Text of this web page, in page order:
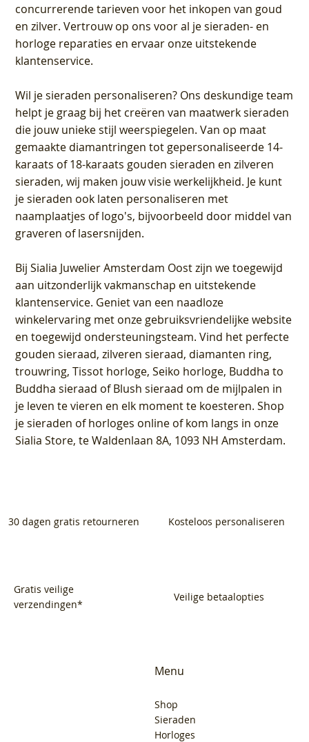
concurrerende tarieven voor het inkopen van goud
en zilver. Vertrouw op ons voor al je sieraden- en
horloge reparaties en ervaar onze uitstekende
klantenservice.
Wil je sieraden personaliseren? Ons deskundige team
helpt je graag bij het creëren van maatwerk sieraden
die jouw unieke stijl weerspiegelen. Van op maat
gemaakte diamantringen tot gepersonaliseerde 14-
karaats of 18-karaats gouden sieraden en zilveren
sieraden, wij maken jouw visie werkelijkheid. Je kunt
je sieraden ook laten personaliseren met
naamplaatjes of logo's, bijvoorbeeld door middel van
graveren of lasersnijden.
BijSialia Juwelier Amsterdam Oostzijn we toegewijd
aan uitzonderlijk vakmanschap en uitstekende
klantenservice. Geniet van een naadloze
winkelervaring met onze gebruiksvriendelijke website
en toegewijd ondersteuningsteam. Vind het perfecte
gouden sieraad, zilveren sieraad, diamanten ring,
trouwring, Tissot horloge, Seiko horloge, Buddha to
Buddha sieraad of Blush sieraad om de mijlpalen in
je leven te vieren en elk moment te koesteren. Shop
je sieraden of horloges online of kom langs in onze
Sialia Store, te Waldenlaan 8A, 1093 NH Amsterdam.
30 dagen gratis retourneren Kosteloos personaliseren
Gratis veilige
verzendingen*
Veilige betaalopties
Menu
Shop
Sieraden
Horloges